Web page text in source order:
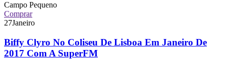
Campo Pequeno
Comprar
27Janeiro
Biffy Clyro No Coliseu De Lisboa Em Janeiro De
2017 Com A SuperFM